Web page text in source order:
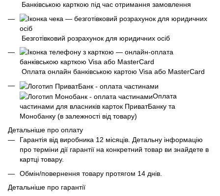
Банківською карткою під час отримання замовлення
Безготівковий розрахунок для юридичних осіб
Оплата онлайн банківською картою Visa або MasterCard
Оплата
частинами для власників карток ПриватБанку та
Монобанку (в залежності від товару)
Детальніше про оплату
Гарантія від виробника 12 місяців. Детальну інформацію
про терміни дії гарантії на конкретний товар ви знайдете в
картці товару.
Обмін/повернення товару протягом 14 днів.
Детальніше про гарантії